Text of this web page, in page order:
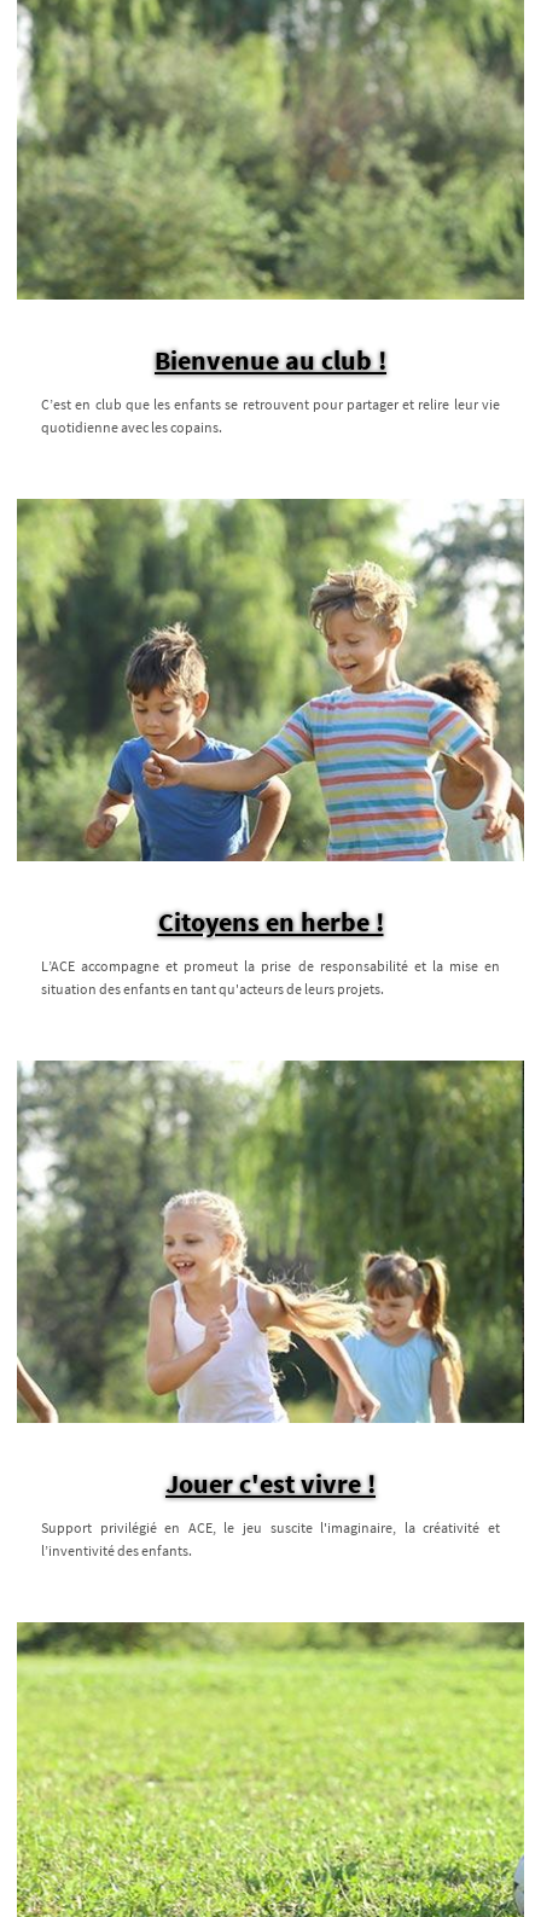
Bienvenue au club !
C’est en club que les enfants se retrouvent pour partager et relire leur vie
quotidienne avec les copains.
Citoyens en herbe !
L’ACE accompagne et promeut la prise de responsabilité et la mise en
situation des enfants en tant qu'acteurs de leurs projets.
Jouer c'est vivre !
Support privilégié en ACE, le jeu suscite l'imaginaire, la créativité et
l’inventivité des enfants.